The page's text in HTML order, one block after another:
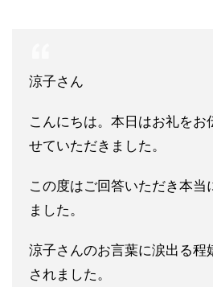
涼子さん
こんにちは。本日はお礼をお
せていただきました。
この度はご回答いただき本当
ました。
涼子さんのお言葉に涙出る程
されました。